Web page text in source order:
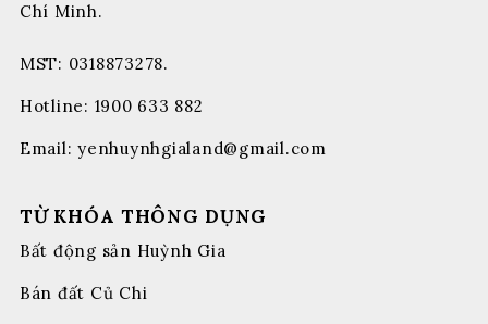
Chí Minh.
MST: 0318873278.
Hotline: 1900 633 882
Email:yenhuynhgialand@gmail.com
TỪ KHÓA THÔNG DỤNG
Bất động sản Huỳnh Gia
Bán đất Củ Chi